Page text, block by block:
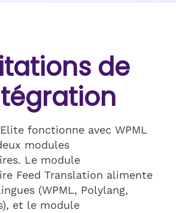
de
fonctionne avec WPML
modules
Le module
Feed Translation alimente
(WPML, Polylang,
et le module